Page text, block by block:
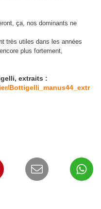
ça, nos dominants ne
très utiles dans les années
plus fortement,
extraits :
Bottigelli_manus44_extr